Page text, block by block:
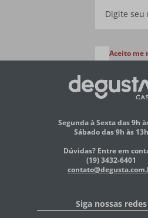
Aceito me
Segunda à Sexta das 9h
Sábado das 9h às 13h
Dúvidas? Entre em
(19) 3432-6401
Siga nossas redes